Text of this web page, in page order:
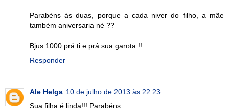
Parabéns ás duas, porque a cada niver do filho, a mãe
também aniversaria né ??
Bjus 1000 prá ti e prá sua garota !!
Responder
Ale Helga 10 de julho de 2013 às 22:23
Sua filha é linda!!! Parabéns